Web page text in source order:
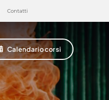
Contatti
Calendario corsi